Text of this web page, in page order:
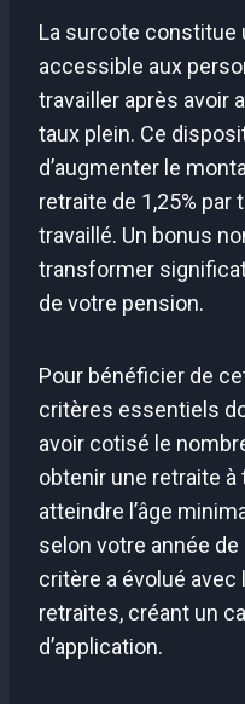
La surcote constitue
accessible aux
travailler après avoir
taux plein. Ce
d’augmenter le
retraite de 1,25%
travaillé. Un bonus
transformer
de votre pension.
Pour bénéficier de
critères essentiels
avoir cotisé le
obtenir une retraite à
atteindre l’âge
selon votre année
critère a évolué
retraites, créant un
d’application.